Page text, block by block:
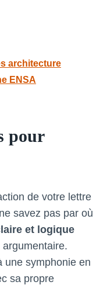
architecture
ENSA
pour
de votre lettre
savez pas par où
et logique
une symphonie en
sa propre